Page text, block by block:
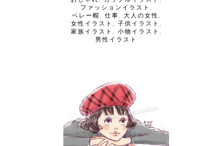
ファッションイラスト ,
ベレー帽 , 仕事 , 大人の女性 ,
女性イラスト , 子供イラスト ,
家族イラスト , 小物イラスト ,
男性イラスト